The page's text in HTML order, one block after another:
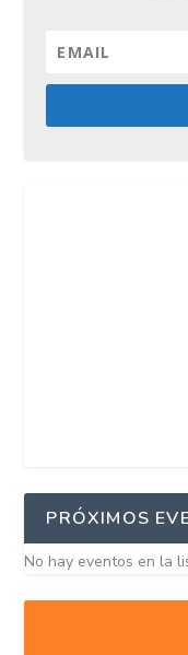
PRÓXIMOS
No hay eventos en la